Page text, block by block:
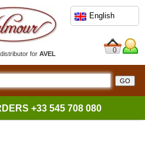
forAVEL
English
0
+33 545 708 080